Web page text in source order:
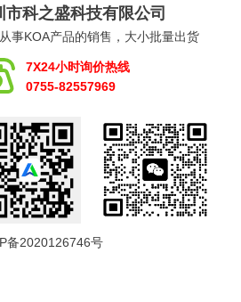
市科之盛科技有限公司
事KOA产品的销售，大小批量出货
7X24小时询价热线
0755-82557969
备2020126746号